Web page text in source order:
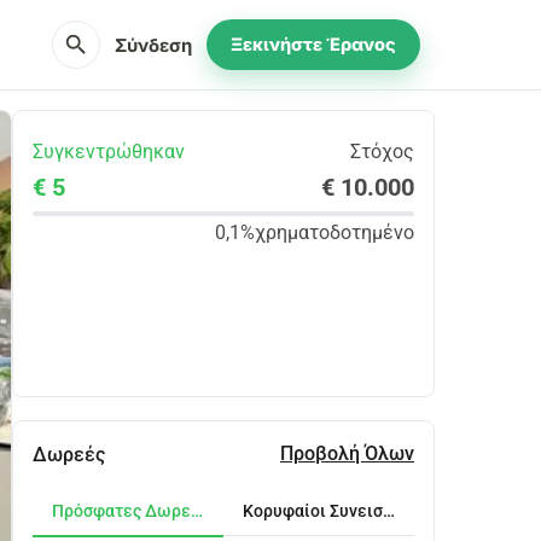
search Σύνδεση Ξεκινήστε Έρανος
Συγκεντρώθηκαν Στόχος
€ 5 € 10.000
0,1%χρηματοδοτημένο
Δωρεές Προβολή Όλων
Πρόσφατες Δωρεές Κορυφαίοι Συνεισφέροντες